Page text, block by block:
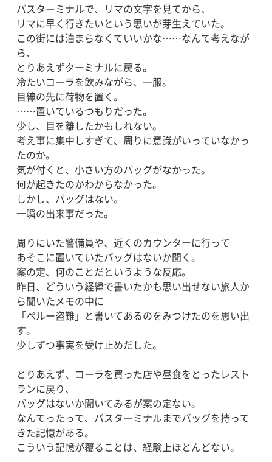
バスターミナルで、リマの文字を見てから、
リマに早く行きたいという思いが芽生えていた。
この街には泊まらなくていいかな……なんて考えなが
ら、
とりあえずターミナルに戻る。
冷たいコーラを飲みながら、一服。
目線の先に荷物を置く。
……置いているつもりだった。
少し、目を離したかもしれない。
考え事に集中しすぎて、周りに意識がいっていなかっ
たのか。
気が付くと、小さい方のバッグがなかった。
何が起きたのかわからなかった。
しかし、バッグはない。
一瞬の出来事だった。
周りにいた警備員や、近くのカウンターに行って
あそこに置いていたバッグはないか聞く。
案の定、何のことだというような反応。
昨日、どういう経緯で書いたかも思い出せない旅人か
ら聞いたメモの中に
「ペルー盗難」と書いてあるのをみつけたのを思い出
す。
少しずつ事実を受け止めだした。
とりあえず、コーラを買った店や昼食をとったレスト
ランに戻り、
バッグはないか聞いてみるが案の定ない。
なんてったって、バスターミナルまでバッグを持って
きた記憶がある。
こういう記憶が覆ることは、経験上ほとんどない。